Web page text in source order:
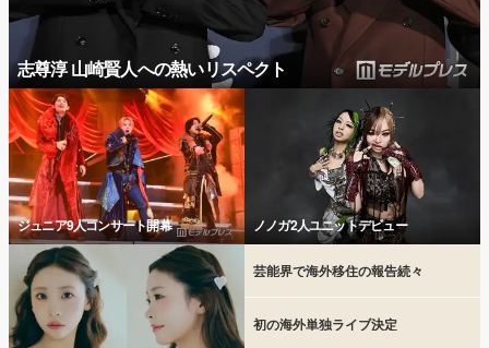
志尊淳 山崎賢人への熱いリスペクト
ジュニア9人コンサート開幕 ノノガ2人ユニットデビュー
芸能界で海外移住の報告続々
初の海外単独ライブ決定